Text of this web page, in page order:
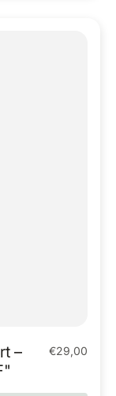
–
€29,00